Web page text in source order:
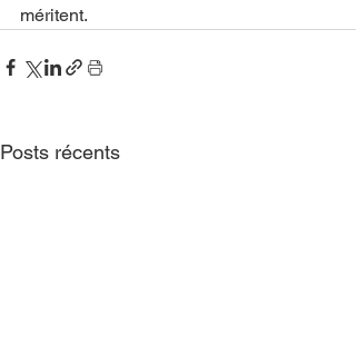
méritent.
Posts récents